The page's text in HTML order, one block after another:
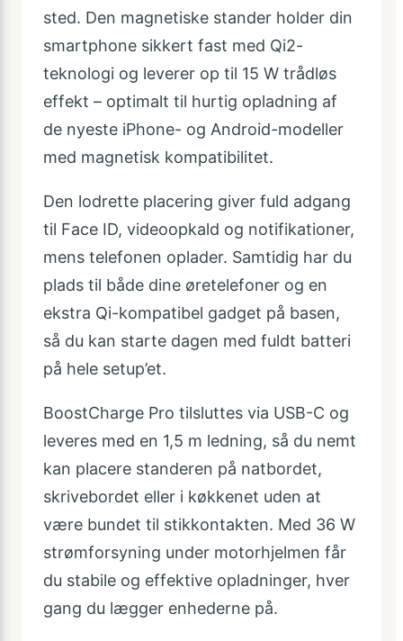
sted. Den magnetiske stander holder din
smartphone sikkert fast med Qi2-
teknologi og leverer op til 15 W trådløs
effekt – optimalt til hurtig opladning af
de nyeste iPhone- og Android-modeller
med magnetisk kompatibilitet.
Den lodrette placering giver fuld adgang
til Face ID, videoopkald og notifikationer,
mens telefonen oplader. Samtidig har du
plads til både dine øretelefoner og en
ekstra Qi-kompatibel gadget på basen,
så du kan starte dagen med fuldt batteri
på hele setup’et.
BoostCharge Pro tilsluttes via USB-C og
leveres med en 1,5 m ledning, så du nemt
kan placere standeren på natbordet,
skrivebordet eller i køkkenet uden at
være bundet til stikkontakten. Med 36 W
strømforsyning under motorhjelmen får
du stabile og effektive opladninger, hver
gang du lægger enhederne på.